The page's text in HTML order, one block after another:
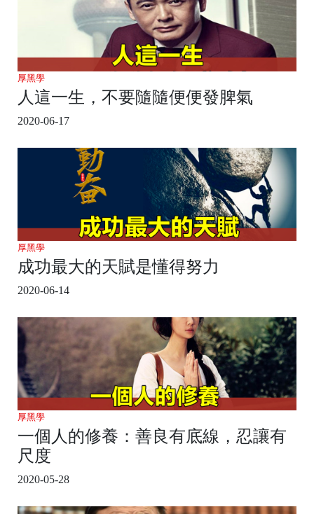
厚黑學
人這一生，不要隨隨便便發脾氣
2020-06-17
厚黑學
成功最大的天賦是懂得努力
2020-06-14
厚黑學
一個人的修養：善良有底線，忍讓有
尺度
2020-05-28